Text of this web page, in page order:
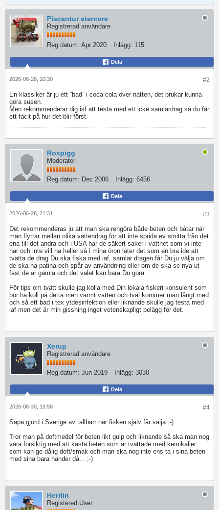
Piscantur stercore
Registrerad användare
Reg.datum: Apr 2020 Inlägg: 115
Dela
#2
2026-06-28, 10:30
En klassiker är ju ett ”bad” i coca cola över natten, det brukar kunna
göra susen.
Men rekommenderar dig isf att testa med ett icke samlardrag så du får
ett facit på hur det blir först.
Rospigg
Moderator
Reg.datum: Dec 2006 Inlägg: 6456
Dela
#3
2026-06-28, 21:31
Det rekommenderas ju att man ska rengöra både beten och båtar när
man flyttar mellan olika vattendrag för att inte sprida ev smitta från det
ena till det andra och i USA har de säkert saker i vattnet som vi inte
har och inte vill ha heller så i mina öron låter det som en bra ide att
tvätta de drag Du ska fiska med iaf, samlar dragen får Du ju välja om
de ska ha patina och spår av användning eller om de ska se nya ut
fast de är gamla och det valet kan bara Du göra.
För tips om tvätt skulle jag kolla med Din lokala fiskeri konsulent som
bör ha koll på detta men varmt vatten och tvål kommer man långt med
och så ett bad i tex ytdesinfektion eller liknande skulle jag testa med
iaf men det är min gissning inget vetenskapligt belägg för det.
Xerup
Registrerad användare
Reg.datum: Jun 2019 Inlägg: 3030
Dela
#4
2026-06-30, 19:58
Såpa gjord i Sverige av tallbarr när fisken själv får välja :-)
Tror man på doftmedel för beten likt gulp och liknande så ska man nog
vara försiktig med att kasta beten som är tvättade med kemikalier
som kan ge dålig doft/smak och man ska nog inte ens ta i sina beten
med sina bara händer då... ;-)
Herrlin
Registered User